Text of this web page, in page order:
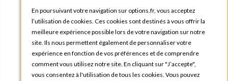
En poursuivant votre navigation sur options.fr, vous acceptez
l’utilisation de cookies. Ces cookies sont destinés à vous offrir la
meilleure expérience possible lors de votre navigation sur notre
site. Ils nous permettent également de personnaliser votre
expérience en fonction de vos préférences et de comprendre
comment vous utilisez notre site. En cliquant sur "J’accepte",
vous consentez à l'utilisation de tous les cookies. Vous pouvez